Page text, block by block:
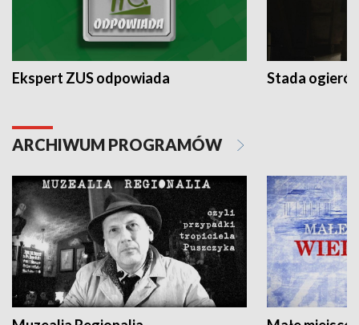
Ekspert ZUS odpowiada Stada
ARCHIWUM PROGRAMÓW